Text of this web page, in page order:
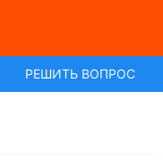
РЕШИТЬ ВОПРОС